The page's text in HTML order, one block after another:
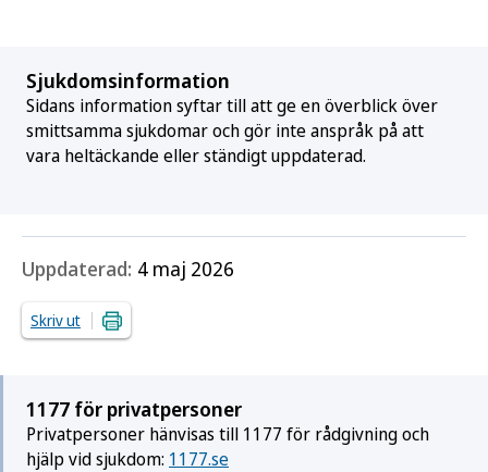
Sjukdomsinformation
Sidans information syftar till att ge en överblick över
smittsamma sjukdomar och gör inte anspråk på att
vara heltäckande eller ständigt uppdaterad.
Uppdaterad: 4 maj 2026
Skriv ut
1177 för privatpersoner
Privatpersoner hänvisas till 1177 för rådgivning och
hjälp vid sjukdom: 1177.se